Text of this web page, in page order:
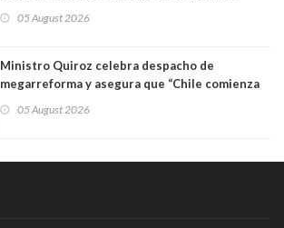
senadora Fabiola Campillai
05 August 2026
Ministro Quiroz celebra despacho de
megarreforma y asegura que “Chile comienza
05 August 2026